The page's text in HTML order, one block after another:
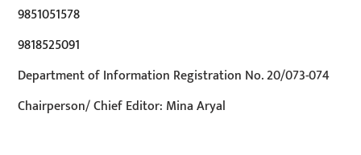
9851051578
9818525091
Department of Information Registration No. 20/073-074
Chairperson/ Chief Editor: Mina Aryal